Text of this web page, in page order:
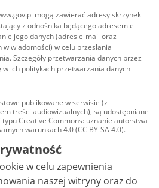
mogą zawierać adresy skrzynek
z odnośnika będącego adresem e-
jego danych (adres e-mail oraz
wiadomości) w celu przesłania
Szczegóły przetwarzania danych przez
w ich politykach przetwarzania danych
publikowane w serwisie (z
treści audiowizualnych), są udostępniane
typu Creative Commons: uznanie autorstwa
warunkach 4.0 (CC BY-SA 4.0).
w tym zdjęcia, materiały
są udostępniane na licencji typu
uznanie autorstwa użycie
- bez utworów zależnych 4.0 (CC BY-
o ile nie jest to stwierdzone inaczej.
w celu zapewnienia
naszej witryny oraz do